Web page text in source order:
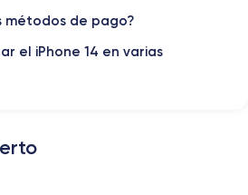
Cámara Frontal
métodos de pago?
el iPhone 14 en varias